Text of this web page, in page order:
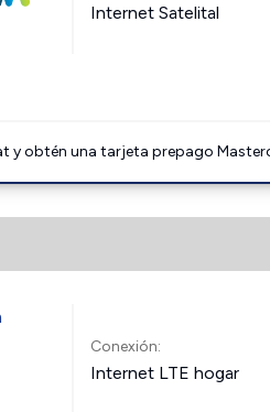
Internet Satelital
y obtén una tarjeta prepago
Conexión:
Internet LTE hogar